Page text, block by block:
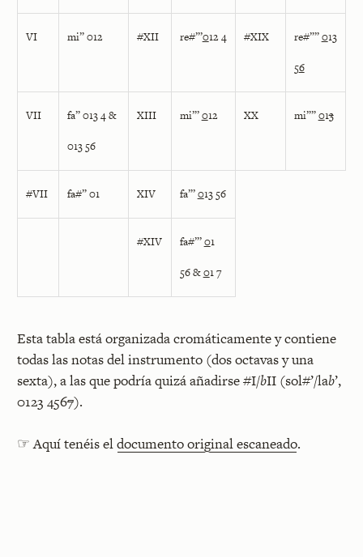
VI mi” 012 #XII re#”’012 4 #XIX re#””013
56
VII
fa” 013 4 &
013 56
XIII mi”’012 XX mi””013
#VII fa#” 01 XIV fa”’013 56
#XIV fa#”’01
56 &01 7
Esta tabla está organizada cromáticamente y contiene
todas las notas del instrumento (dos octavas y una
sexta), a las que podría quizá añadirse #I/bII (sol#’/lab’,
0123 4567).
☞ Aquí tenéis eldocumento original escaneado.